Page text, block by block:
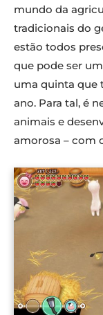
mundo da
tradicionais do
estão todos
que pode ser
uma quinta que
ano. Para tal, é
animais e
amorosa – com